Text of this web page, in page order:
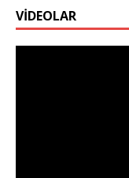
VİDEOLAR